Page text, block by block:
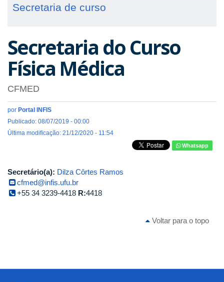
Secretaria de curso
Secretaria do Curso
Física Médica
CFMED
por Portal INFIS
Publicado: 08/07/2019 - 00:00
Última modificação: 21/12/2020 - 11:54
Whatsapp
Secretário(a): Dilza Côrtes Ramos
cfmed@infis.ufu.br
+55 34 3239-4418 R:4418
Voltar para o topo